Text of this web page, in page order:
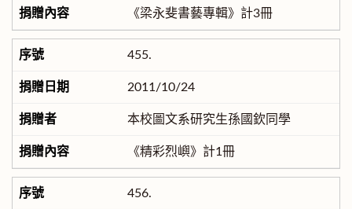
《梁永斐書藝專輯》計3冊
455.
2011/10/24
本校圖文系研究生孫國欽同學
《精彩烈嶼》計1冊
456.